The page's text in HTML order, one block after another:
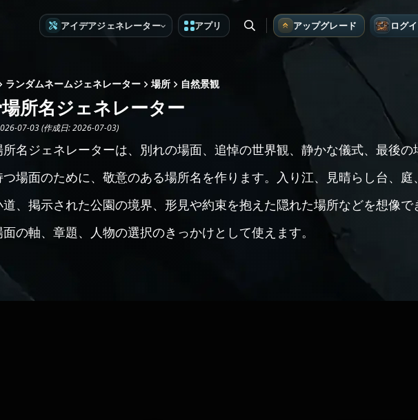
アイデアジェネレーター アプリ アップグレード ログ
ランダムネームジェネレーター 場所 自然景観
所名ジェネレーター
07-03 (作成日: 2026-07-03)
名ジェネレーターは、別れの場面、追悼の世界観、静かな儀式、最後の
場面のために、敬意のある場所名を作ります。入り江、見晴らし台、庭
、掲示された公園の境界、形見や約束を抱えた隠れた場所などを想像で
の軸、章題、人物の選択のきっかけとして使えます。